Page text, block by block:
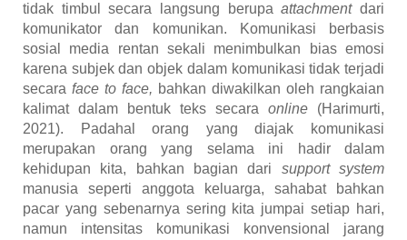
tidak timbul secara langsung berupaattachmentdari
komunikator dan komunikan. Komunikasi berbasis
sosial media rentan sekali menimbulkan bias emosi
karena subjek dan objek dalam komunikasi tidak terjadi
secara face to face, bahkan diwakilkan oleh rangkaian
kalimat dalam bentuk teks secara online (Harimurti,
2021). Padahal orang yang diajak komunikasi
merupakan orang yang selama ini hadir dalam
kehidupan kita, bahkan bagian dari support system
manusia seperti anggota keluarga, sahabat bahkan
pacar yang sebenarnya sering kita jumpai setiap hari,
namun intensitas komunikasi konvensional jarang